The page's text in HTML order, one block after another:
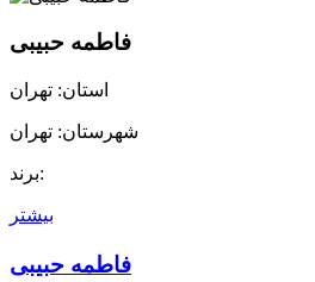
فاطمه حبیبی
استان: تهران
شهرستان: تهران
برند:
بیشتر
فاطمه حبیبی